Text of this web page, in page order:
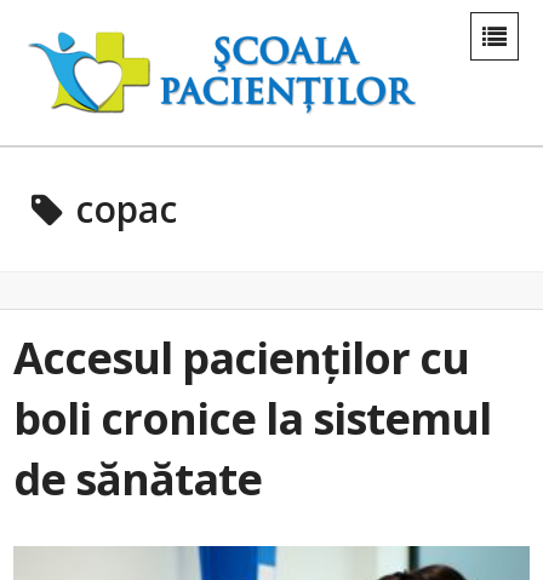
copac
Accesul pacienților cu
boli cronice la sistemul
de sănătate